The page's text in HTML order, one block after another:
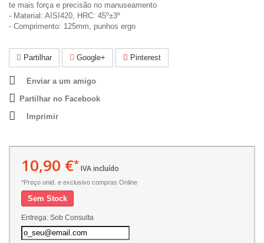
te mais força e precisão no manuseamento
- Material: AISI420, HRC: 45º±3º
- Comprimento: 125mm, punhos ergo
Partilhar Google+ Pinterest
Enviar a um amigo
Partilhar no Facebook
Imprimir
10,90 €*IVA incluído
*Preço unid. e exclusivo compras Online
Sem Stock
Entrega: Sob Consulta